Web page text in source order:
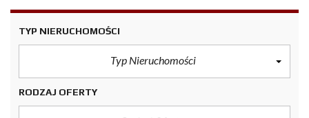
TYP NIERUCHOMOŚCI
Typ Nieruchomości
RODZAJ OFERTY